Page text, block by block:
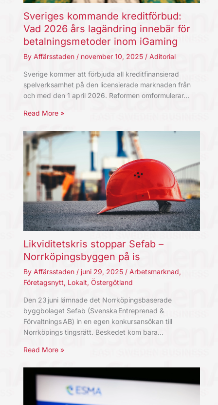
Sveriges kommande kreditförbud:
Vad 2026 års lagändring innebär för
betalningsmetoder inom iGaming
By Affärsstaden / november 10, 2025 / Aditorial
Sverige kommer att förbjuda all kreditfinansierad
spelverksamhet på den licensierade marknaden från
och med den 1 april 2026. Reformen omformulerar…
Read More »
Likviditetskris stoppar Sefab –
Norrköpingsbyggen på is
By Affärsstaden / juni 29, 2025 / Arbetsmarknad,
Företagsnytt, Lokalt, Östergötland
Den 23 juni lämnade det Norrköpingsbaserade
byggbolaget Sefab (Svenska Entreprenad &
Förvaltnings AB) in en egen konkursansökan till
Norrköpings tingsrätt. Beskedet kom bara…
Read More »